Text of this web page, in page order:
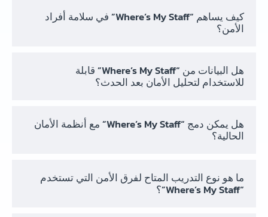
كيف يساهم “Where’s My Staff” في سلامة أفراد
الأمن؟
هل البيانات من “Where’s My Staff” قابلة
للاستخدام لتحليل الأمان بعد الحدث؟
هل يمكن دمج “Where’s My Staff” مع أنظمة الأمان
الحالية؟
ما هو نوع التدريب المتاح لفرق الأمن التي تستخدم
“Where’s My Staff”؟